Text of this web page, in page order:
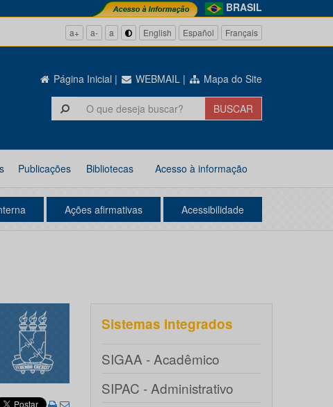
BRASIL
a+ a- a English Español Français
Página Inicial | WEBMAIL | Mapa do Site
Publicações Bibliotecas Acesso à informação
Ações afirmativas Acessibilidade
Sistemas integrados
SIGAA - Acadêmico
SIPAC - Administrativo